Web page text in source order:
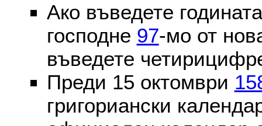
Ако въведете
господне 97-мо от
въведете
Преди 15 октомври
григориански